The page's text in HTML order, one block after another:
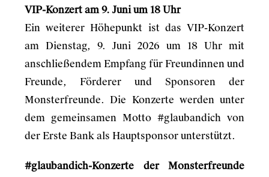
VIP-Konzert am 9. Juni um 18 Uhr
Ein weiterer Höhepunkt ist das VIP-Konzert
am Dienstag, 9. Juni 2026 um 18 Uhr mit
anschließendem Empfang für Freundinnen und
Freunde, Förderer und Sponsoren der
Monsterfreunde. Die Konzerte werden unter
dem gemeinsamen Motto #glaubandich von
der Erste Bank als Hauptsponsor unterstützt.
#glaubandich-Konzerte der Monsterfreunde